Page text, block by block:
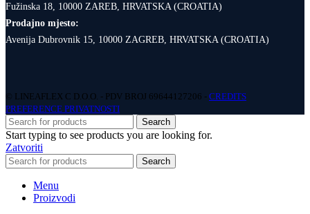
Fužinska 18, 10000 ZAREB, HRVATSKA (CROATIA)
Prodajno mjesto:
Avenija Dubrovnik 15, 10000 ZAGREB, HRVATSKA (CROATIA)
© LINEAFLEX C D.O.O. - PDV BROJ 69644127206 - CREDITS
PREFERENCE PRIVATNOSTI
Search
Start typing to see products you are looking for.
Zatvoriti
Search
Menu
Proizvodi